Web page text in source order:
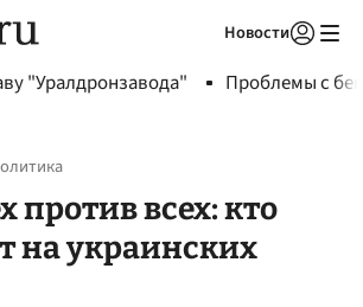
Новости
"Уралдронзавода" Проблемы с
против всех: кто
на украинских